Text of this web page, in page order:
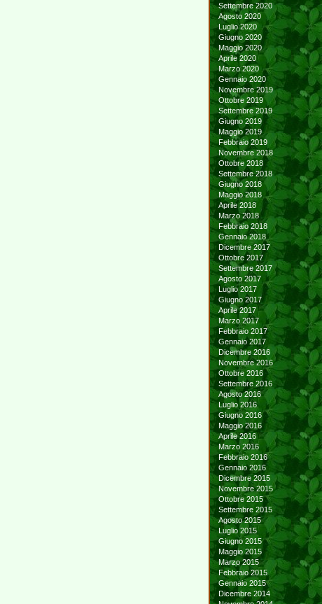
Settembre 2020
Agosto 2020
Luglio 2020
Giugno 2020
Maggio 2020
Aprile 2020
Marzo 2020
Gennaio 2020
Novembre 2019
Ottobre 2019
Settembre 2019
Giugno 2019
Maggio 2019
Febbraio 2019
Novembre 2018
Ottobre 2018
Settembre 2018
Giugno 2018
Maggio 2018
Aprile 2018
Marzo 2018
Febbraio 2018
Gennaio 2018
Dicembre 2017
Ottobre 2017
Settembre 2017
Agosto 2017
Luglio 2017
Giugno 2017
Aprile 2017
Marzo 2017
Febbraio 2017
Gennaio 2017
Dicembre 2016
Novembre 2016
Ottobre 2016
Settembre 2016
Agosto 2016
Luglio 2016
Giugno 2016
Maggio 2016
Aprile 2016
Marzo 2016
Febbraio 2016
Gennaio 2016
Dicembre 2015
Novembre 2015
Ottobre 2015
Settembre 2015
Agosto 2015
Luglio 2015
Giugno 2015
Maggio 2015
Marzo 2015
Febbraio 2015
Gennaio 2015
Dicembre 2014